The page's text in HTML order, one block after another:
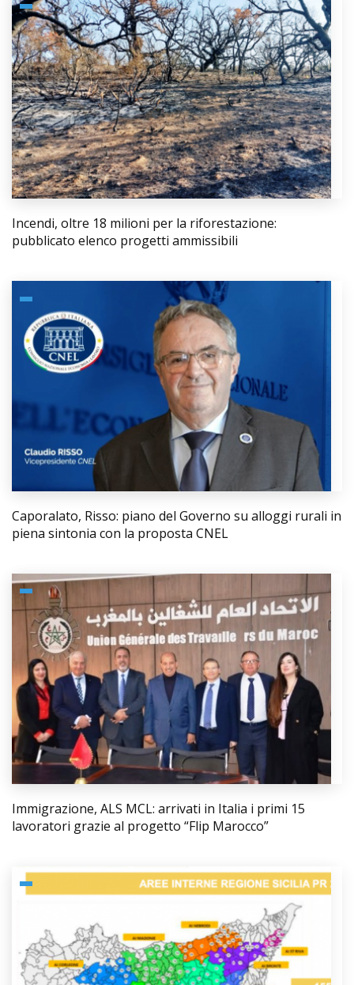
Incendi, oltre 18 milioni per la riforestazione:
pubblicato elenco progetti ammissibili
Caporalato, Risso: piano del Governo su alloggi rurali in
piena sintonia con la proposta CNEL
Immigrazione, ALS MCL: arrivati in Italia i primi 15
lavoratori grazie al progetto “Flip Marocco”